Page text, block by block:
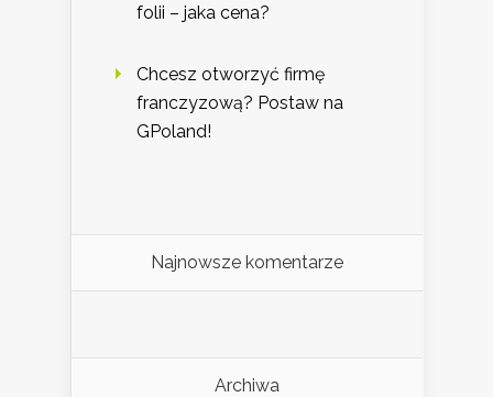
folii – jaka cena?
Chcesz otworzyć firmę
franczyzową? Postaw na
GPoland!
Najnowsze komentarze
Archiwa